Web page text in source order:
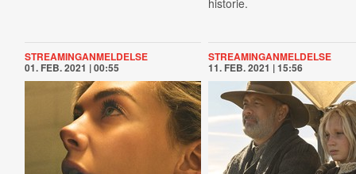
historie.
STREAMINGANMELDELSE
01. FEB. 2021 | 00:55
STREAMINGANMELDELSE
11. FEB. 2021 | 15:56